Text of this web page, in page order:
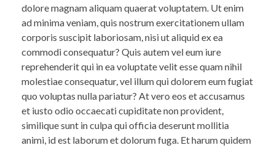
dolore magnam aliquam quaerat voluptatem. Ut enim
ad minima veniam, quis nostrum exercitationem ullam
corporis suscipit laboriosam, nisi ut aliquid ex ea
commodi consequatur? Quis autem vel eum iure
reprehenderit qui in ea voluptate velit esse quam nihil
molestiae consequatur, vel illum qui dolorem eum fugiat
quo voluptas nulla pariatur? At vero eos et accusamus
et iusto odio occaecati cupiditate non provident,
similique sunt in culpa qui officia deserunt mollitia
animi, id est laborum et dolorum fuga. Et harum quidem